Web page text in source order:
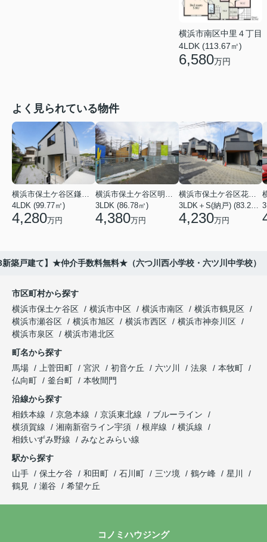
横浜市南区中里４丁目
4LDK (113.67㎡)
6,580万円
よく見られている物件
横浜市保土ケ谷区鎌谷町
4LDK (99.77㎡)
4,280万円
横浜市保土ケ谷区明神台
3LDK (86.78㎡)
4,380万円
横浜市保土ケ谷区花見台
3LDK＋S(納戸) (83.21㎡)
4,230万円
築戸建て】★仲介手数料無料★（六つ川西小学校・六ツ川中学校）
市区町村から探す
横浜市保土ケ谷区
横浜市中区 横浜市南区
横浜市鶴見区
横浜市瀬谷区
横浜市旭区 横浜市西区
横浜市神奈川区
横浜市泉区
横浜市港北区
町名から探す
馬場
上菅田町 宮沢 初音ケ丘 六ツ川 法泉
本牧町
仏向町
釜台町
本牧間門
沿線から探す
相鉄本線
京急本線 京浜東北線
ブルーライン
横須賀線
湘南新宿ライン宇須 根岸線
横浜線
相鉄いずみ野線
みなとみらい線
駅から探す
山手
保土ケ谷 和田町 石川町 三ツ境 鶴ケ峰
星川
鶴見
瀬谷 希望ケ丘
コノミハウジング